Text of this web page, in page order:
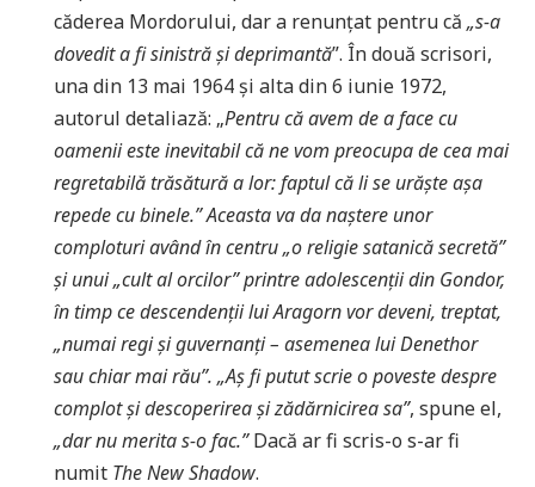
căderea Mordorului, dar a renunțat pentru că „s-a
dovedit a fi sinistră și deprimantă”. În două scrisori,
una din 13 mai 1964 și alta din 6 iunie 1972,
autorul detaliază: „Pentru că avem de a face cu
oamenii este inevitabil că ne vom preocupa de cea mai
regretabilă trăsătură a lor: faptul că li se urăște așa
repede cu binele.” Aceasta va da naștere unor
comploturi având în centru „o religie satanică secretă”
și unui „cult al orcilor” printre adolescenții din Gondor,
în timp ce descendenții lui Aragorn vor deveni, treptat,
„numai regi și guvernanți – asemenea lui Denethor
sau chiar mai rău”. „Aș fi putut scrie o poveste despre
complot și descoperirea și zădărnicirea sa”, spune el,
„dar nu merita s-o fac.”Dacă ar fi scris-o s-ar fi
numit The New Shadow.